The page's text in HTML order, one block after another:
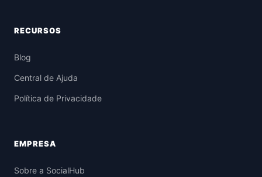
RECURSOS
Blog
Central de Ajuda
Política de Privacidade
EMPRESA
Sobre a SocialHub